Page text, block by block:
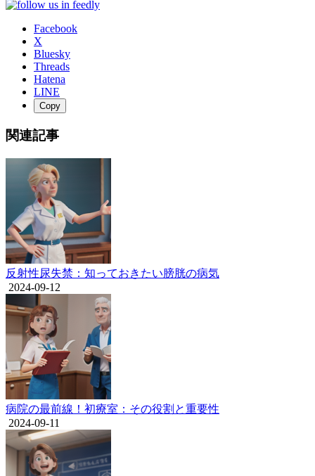
Facebook
X
Bluesky
Threads
Hatena
LINE
Copy
関連記事
反射性尿失禁：知っておきたい膀胱の病気
2024-09-12
病院の最前線！初療室：その役割と重要性
2024-09-11